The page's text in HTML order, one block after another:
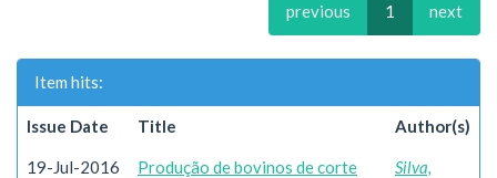
previous 1 next
Item hits:
Issue Date Title Author(s)
19-Jul-2016
Produção de bovinos de corte
Silva,